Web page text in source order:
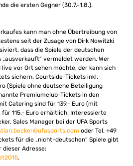
die ersten Gegner (30.7.-1.8.).
kann man ohne Übertreibung von
seit der Zusage von Dirk Nowitzki
dass die Spiele der deutschen
vermeldet werden. Wer
vor Ort sehen möchte, der kann sich
sichern. Courtside-Tickets inkl.
(Spiele ohne deutsche Beteiligung
Premiumclub-Tickets in den
Catering sind für 139,- Euro (mit
115,- Euro erhältlich. Interessierte
Sales Manager bei der UFA Sports
oder Tel. +49
für die „nicht-deutschen“ Spiele gibt
dieser Adresse:
.